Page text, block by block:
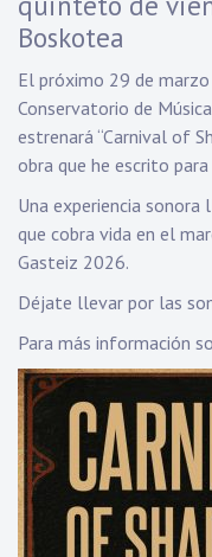
Boskotea
El próximo 29 de
Conservatorio de
estrenará “Carnival of
obra que he escrito
Una experiencia
que cobra vida en el
Gasteiz 2026.
Déjate llevar por las
Para más información